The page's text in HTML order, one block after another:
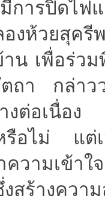
การปิดไฟ
ลองห้วยสุ
าน เพื่อร่ว
ตถา กล่า
งต่อเนื่อ
อไม่ แต่เ
วามเข้าใ
ร้างควา